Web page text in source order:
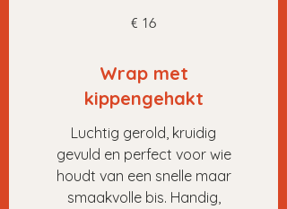
€ 16
Wrap met
kippengehakt
Luchtig gerold, kruidig
gevuld en perfect voor wie
houdt van een snelle maar
smaakvolle bis. Handig,